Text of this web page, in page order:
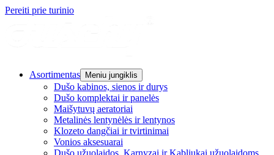
Pereiti prie turinio
Asortimentas Meniu jungiklis
Dušo kabinos, sienos ir durys
Dušo komplektai ir panelės
Maišytuvų aeratoriai
Metalinės lentynėlės ir lentynos
Klozeto dangčiai ir tvirtinimai
Vonios aksesuarai
Dušo užuolaidos, Karnyzai ir Kabliukai užuolaidoms